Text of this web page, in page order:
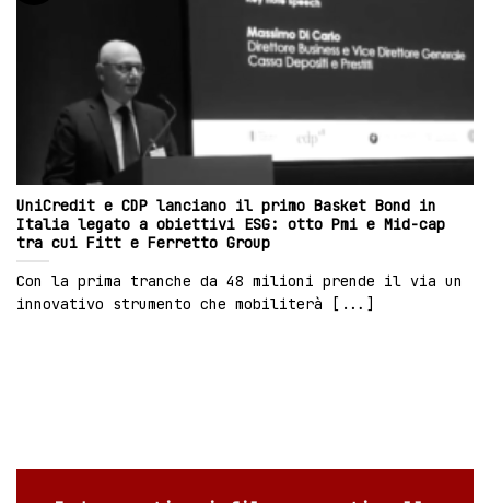
UniCredit e CDP lanciano il primo Basket Bond in
Italia legato a obiettivi ESG: otto Pmi e Mid-cap
tra cui Fitt e Ferretto Group
Con la prima tranche da 48 milioni prende il via un
innovativo strumento che mobiliterà [...]